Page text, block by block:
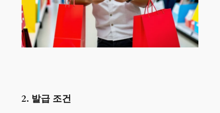
2. 발급 조건